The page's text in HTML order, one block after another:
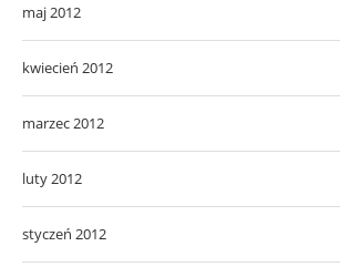
maj 2012
kwiecień 2012
marzec 2012
luty 2012
styczeń 2012